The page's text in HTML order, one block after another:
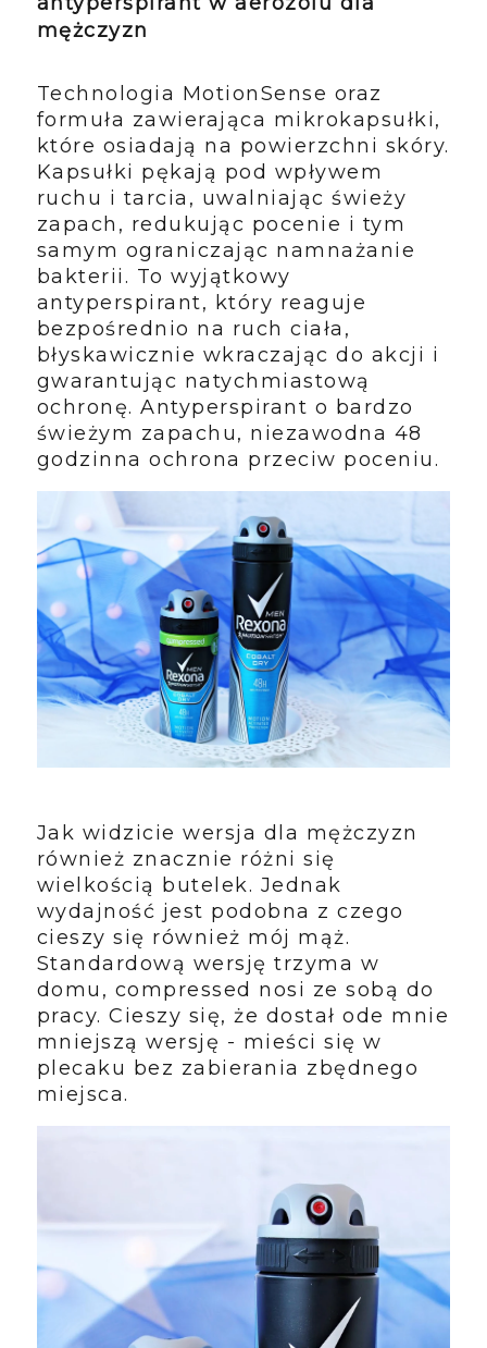
mężczyzn
Technologia MotionSense oraz
formuła zawierająca mikrokapsułki,
które osiadają na powierzchni skóry.
Kapsułki pękają pod wpływem
ruchu i tarcia, uwalniając świeży
zapach, redukując pocenie i tym
samym ograniczając namnażanie
bakterii. To wyjątkowy
antyperspirant, który reaguje
bezpośrednio na ruch ciała,
błyskawicznie wkraczając do akcji i
gwarantując natychmiastową
ochronę. Antyperspirant o bardzo
świeżym zapachu, niezawodna 48
godzinna ochrona przeciw poceniu.
Jak widzicie wersja dla mężczyzn
również znacznie różni się
wielkością butelek. Jednak
wydajność jest podobna z czego
cieszy się również mój mąż.
Standardową wersję trzyma w
domu, compressed nosi ze sobą do
pracy. Cieszy się, że dostał ode mnie
mniejszą wersję - mieści się w
plecaku bez zabierania zbędnego
miejsca.